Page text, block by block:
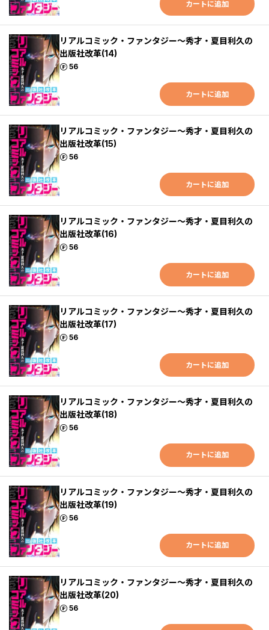
カートに追加
リアルコミック・ファンタジー～秀才・夏目利久の
出版社改革(14)
56
ポイント
カートに追加
リアルコミック・ファンタジー～秀才・夏目利久の
出版社改革(15)
56
ポイント
カートに追加
リアルコミック・ファンタジー～秀才・夏目利久の
出版社改革(16)
56
ポイント
カートに追加
リアルコミック・ファンタジー～秀才・夏目利久の
出版社改革(17)
56
ポイント
カートに追加
リアルコミック・ファンタジー～秀才・夏目利久の
出版社改革(18)
56
ポイント
カートに追加
リアルコミック・ファンタジー～秀才・夏目利久の
出版社改革(19)
56
ポイント
カートに追加
リアルコミック・ファンタジー～秀才・夏目利久の
出版社改革(20)
56
ポイント